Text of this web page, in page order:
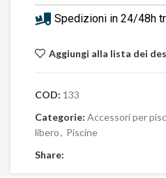
Spedizioni in 24/48h
Aggiungi alla lista dei
COD: 133
Categorie: Accessori per
libero, Piscine
Share: